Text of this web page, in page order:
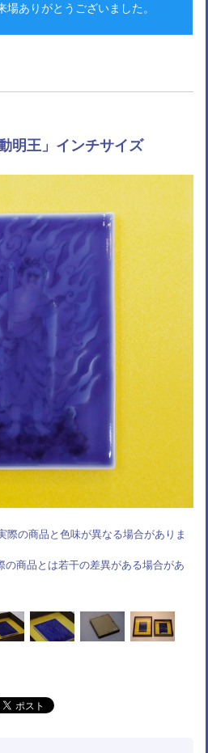
ありがとうございました。
明王」インチサイズ
の商品と色味が異なる場合がありま
商品とは若干の差異がある場合があ